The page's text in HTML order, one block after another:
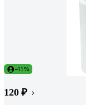
-41%
120 ₽